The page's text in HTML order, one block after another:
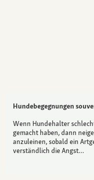
Hundebegegnungen
Wenn Hundehalter
gemacht haben, dann
anzuleinen, sobald ein
verständlich die Angst…